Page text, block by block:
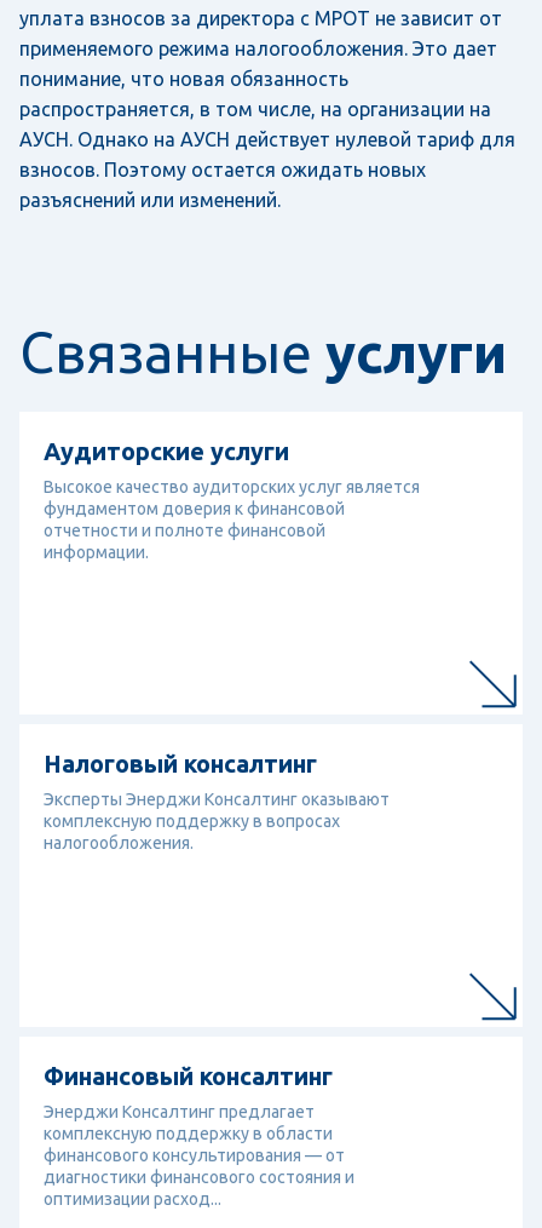
уплата взносов за директора с МРОТ не зависит от
применяемого режима налогообложения. Это дает
понимание, что новая обязанность
распространяется, в том числе, на организации на
АУСН. Однако на АУСН действует нулевой тариф для
взносов. Поэтому остается ожидать новых
разъяснений или изменений.
Связанные услуги
Аудиторские услуги
Высокое качество аудиторских услуг является
фундаментом доверия к финансовой
отчетности и полноте финансовой
информации.
Налоговый консалтинг
Эксперты Энерджи Консалтинг оказывают
комплексную поддержку в вопросах
налогообложения.
Финансовый консалтинг
Энерджи Консалтинг предлагает
комплексную поддержку в области
финансового консультирования — от
диагностики финансового состояния и
оптимизации расход...